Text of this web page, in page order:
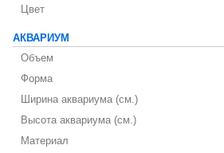
Цвет
АКВАРИУМ
Объем
Форма
Ширина аквариума (см.)
Высота аквариума (см.)
Материал